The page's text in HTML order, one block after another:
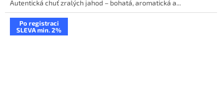
Autentická chuť zralých jahod – bohatá, aromatická a...
Po registraci
SLEVA min. 2%